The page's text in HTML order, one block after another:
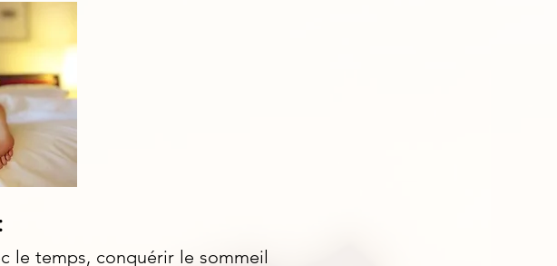
le temps, conquérir le sommeil